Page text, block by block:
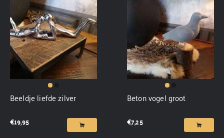
Beeldje liefde zilver
€19,95
Beton vogel groot
€7,25